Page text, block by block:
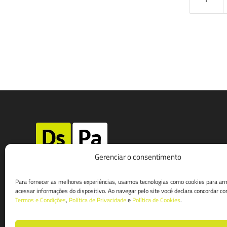
Gerenciar o consentimento
Para fornecer as melhores experiências, usamos tecnologias como cookies para
acessar informações do dispositivo. Ao navegar pelo site você declara concordar
Termos e Condições, Política de Privacidadee Política de Cookies.
av. ana costa, 59 sala 12/13 | santos
t. 13 3221-2599